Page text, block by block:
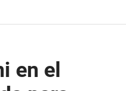
en el